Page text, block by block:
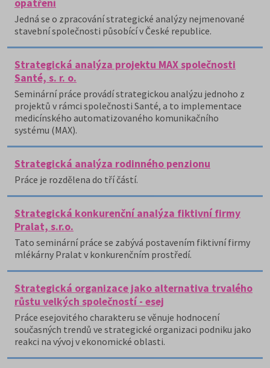
opatření
Jedná se o zpracování strategické analýzy nejmenované
stavební společnosti působící v České republice.
Strategická analýza projektu MAX společnosti
Santé, s. r. o.
Seminární práce provádí strategickou analýzu jednoho z
projektů v rámci společnosti Santé, a to implementace
medicínského automatizovaného komunikačního
systému (MAX).
Strategická analýza rodinného penzionu
Práce je rozdělena do tří částí.
Strategická konkurenční analýza fiktivní firmy
Pralat, s.r.o.
Tato seminární práce se zabývá postavením fiktivní firmy
mlékárny Pralat v konkurenčním prostředí.
Strategická organizace jako alternativa trvalého
růstu velkých společností - esej
Práce esejovitého charakteru se věnuje hodnocení
současných trendů ve strategické organizaci podniku jako
reakci na vývoj v ekonomické oblasti.